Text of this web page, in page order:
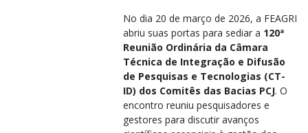
No dia 20 de março de 2026, a FEAGRI
abriu suas portas para sediar a 120ª
Reunião Ordinária da Câmara
Técnica de Integração e Difusão
de Pesquisas e Tecnologias (CT-
ID) dos Comitês das Bacias PCJ. O
encontro reuniu pesquisadores e
gestores para discutir avanços